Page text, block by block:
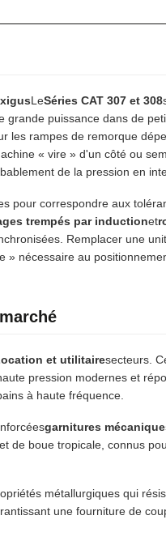
LeSéries CAT 307 et 308
puissance dans de
les rampes de remorque
« vire » d'un côté ou
de la pression en
pour correspondre aux
trempés par inductionet
Remplacer une
» nécessaire au
et utilitairesecteurs.
pression modernes et
à haute fréquence.
garnitures
de boue tropicale, connus
métallurgiques qui
une fourniture de